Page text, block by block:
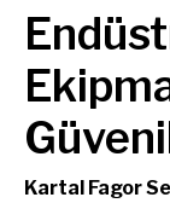
Kartal Fagor